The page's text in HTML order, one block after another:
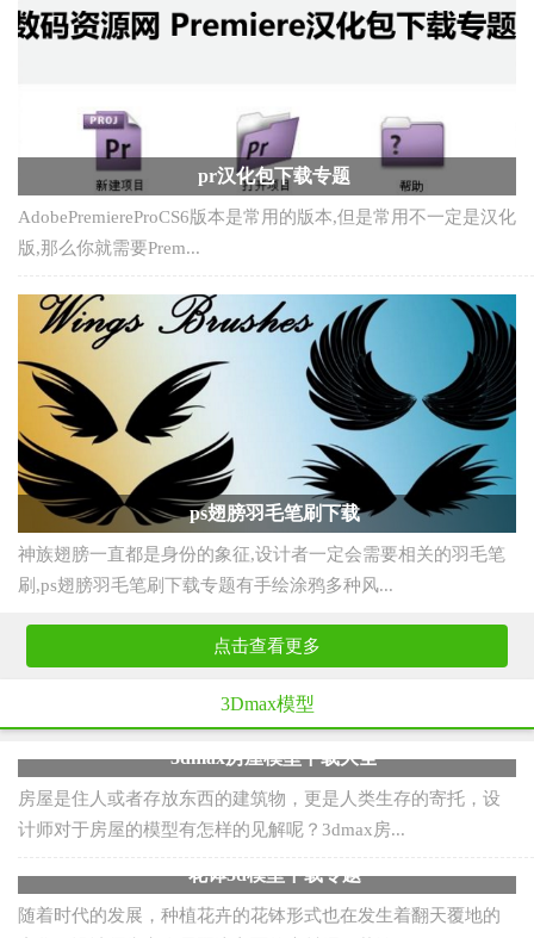
pr汉化包下载专题
AdobePremiereProCS6版本是常用的版本,但是常用不一定是汉化
版,那么你就需要Prem...
ps翅膀羽毛笔刷下载
神族翅膀一直都是身份的象征,设计者一定会需要相关的羽毛笔
刷,ps翅膀羽毛笔刷下载专题有手绘涂鸦多种风...
点击查看更多
3Dmax模型
3dmax房屋模型下载大全
房屋是住人或者存放东西的建筑物，更是人类生存的寄托，设
计师对于房屋的模型有怎样的见解呢？3dmax房...